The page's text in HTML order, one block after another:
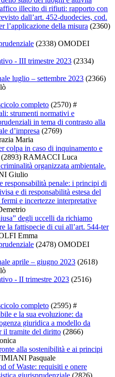
illecito di rifiuti: rapporto con
dall’art. 452-duodecies, cod.
l’applicazione della misura (2360)
(2338) OMODEI
- III trimestre 2023 (2334)
luglio – settembre 2023 (2366)
completo (2570) #
strumenti normativi e
in tema di contrasto alla
d’impresa (2769)
Maria
colpa in caso di inquinamento e
(2893) RAMACCI Luca
organizzata ambientale.
Giulio
responsabilità penale: i principi di
e di responsabilità estesa del
e incertezze interpretative
degli uccelli da richiamo
la fattispecie di cui all’art. 544-ter
Emma
(2478) OMODEI
aprile – giugno 2023 (2618)
- II trimestre 2023 (2516)
completo (2595) #
e la sua evoluzione: da
giuridica a modello da
il tramite del diritto (2866)
alla sostenibilità e ai principi
Pasquale
of Waste: requisiti e onere
giurisprudenziale (2826)